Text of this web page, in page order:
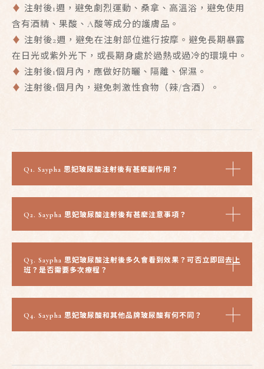
♦ 注射後1週，避免劇烈運動、桑拿、高溫浴，避免使用
含有酒精、果酸、A酸等成分的護膚品。
♦ 注射後2週，避免在注射部位進行按摩。避免長期暴露
在日光或紫外光下，或長期身處於過熱或過冷的環境中。
♦ 注射後1個月內，應做好防曬、隔離、保濕。
♦ 注射後1個月內，避免刺激性食物（辣/含酒）。
Q1. Saypha 思妃玻尿酸注射後有甚麼副作用？
Q2. Saypha 思妃玻尿酸注射後有甚麼注意事項？
Q3. Saypha 思妃玻尿酸注射後多久會看到效果？可否立即回去上
班？是否需要多次療程？
Q4. Saypha 思妃玻尿酸和其他品牌玻尿酸有何不同？